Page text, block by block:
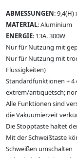
ABMESSUNGEN: 9,4(H)
MATERIAL: Aluminium
ENERGIE: 13A. 300W
Nur für Nutzung mit
Nur für Nutzung mit
Flüssigkeiten)
Standardfunktionen +
extrem/antiquetsch;
Alle Funktionen sind
die Vakuumierzeit
Die Stopptaste haltet
Mit der Schweißtaste
Schweißen umschalten